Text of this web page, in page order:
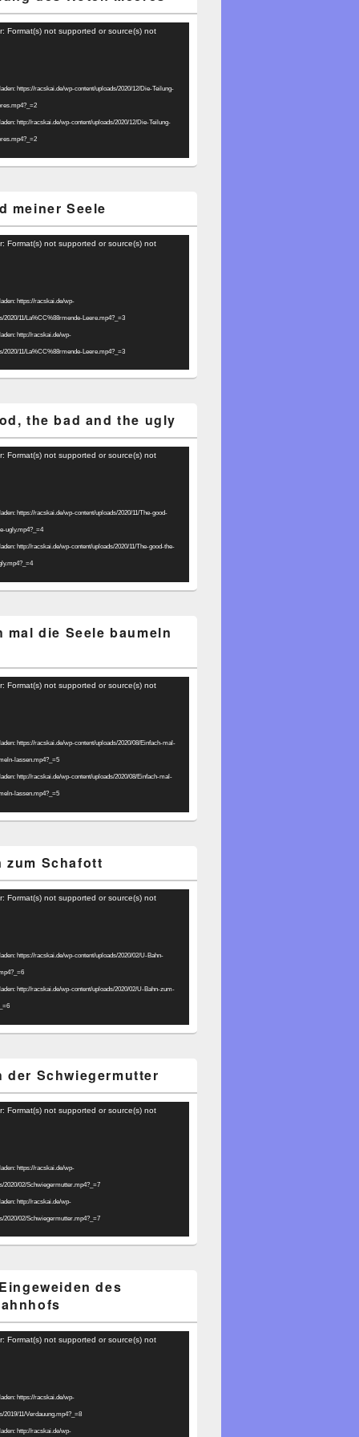
Format(s) not supported or source(s) not
https://racskai.de/wp-content/uploads/2020/12/Die-Teilung-
http://racskai.de/wp-content/uploads/2020/12/Die-Teilung-
meiner Seele
Format(s) not supported or source(s) not
https://racskai.de/wp-
2020/11/La%CC%88rmende-Leere.mp4?_=3
http://racskai.de/wp-
2020/11/La%CC%88rmende-Leere.mp4?_=3
the bad and the ugly
Format(s) not supported or source(s) not
https://racskai.de/wp-content/uploads/2020/11/The-good-
ugly.mp4?_=4
http://racskai.de/wp-content/uploads/2020/11/The-good-the-
mal die Seele baumeln
Format(s) not supported or source(s) not
https://racskai.de/wp-content/uploads/2020/08/Einfach-mal-
lassen.mp4?_=5
http://racskai.de/wp-content/uploads/2020/08/Einfach-mal-
lassen.mp4?_=5
zum Schafott
Format(s) not supported or source(s) not
https://racskai.de/wp-content/uploads/2020/02/U-Bahn-
http://racskai.de/wp-content/uploads/2020/02/U-Bahn-zum-
der Schwiegermutter
Format(s) not supported or source(s) not
https://racskai.de/wp-
2020/02/Schwiegermutter.mp4?_=7
http://racskai.de/wp-
2020/02/Schwiegermutter.mp4?_=7
des
Format(s) not supported or source(s) not
https://racskai.de/wp-
2019/11/Verdauung.mp4?_=8
http://racskai.de/wp-